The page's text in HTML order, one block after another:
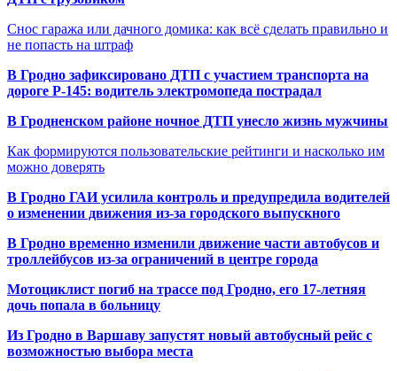
Снос гаража или дачного домика: как всё сделать правильно и
не попасть на штраф
В Гродно зафиксировано ДТП с участием транспорта на
дороге Р-145: водитель электромопеда пострадал
В Гродненском районе ночное ДТП унесло жизнь мужчины
Как формируются пользовательские рейтинги и насколько им
можно доверять
В Гродно ГАИ усилила контроль и предупредила водителей
о изменении движения из-за городского выпускного
В Гродно временно изменили движение части автобусов и
троллейбусов из-за ограничений в центре города
Мотоциклист погиб на трассе под Гродно, его 17-летняя
дочь попала в больницу
Из Гродно в Варшаву запустят новый автобусный рейс с
возможностью выбора места